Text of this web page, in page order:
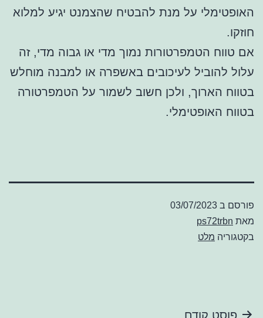
האופטימלי על מנת להבטיח שהצמנט יגיע למלוא
חוזקו.
אם טווח הטמפרטורות נמוך מדי או גבוה מדי, זה
עלול להוביל לעיכובים באשפרה או למבנה מוחלש
בטווח הארוך, ולכן חשוב לשמור על הטמפרטורה
בטווח האופטימלי.
פורסם ב 03/07/2023
מאת ps72trbn
בקטגוריה מלט
פוסט קודם